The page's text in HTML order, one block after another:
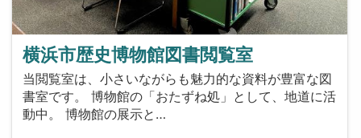
横浜市歴史博物館図書閲覧室
当閲覧室は、小さいながらも魅力的な資料が豊富な図
書室です。 博物館の「おたずね処」として、地道に活
動中。 博物館の展示と…